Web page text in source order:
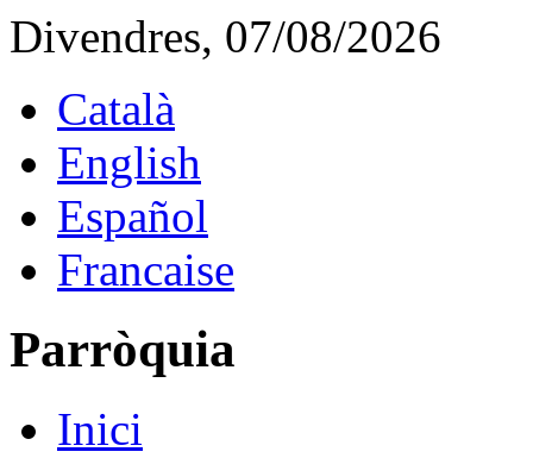
Divendres, 07/08/2026
Català
English
Español
Francaise
Parròquia
Inici